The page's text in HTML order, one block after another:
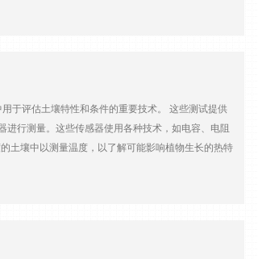
选项包括太阳能电池板、电池或两者的组合。确保
于评估土壤特性和条件的重要技术。 这些测试提供
行测量。这些传感器使用各种技术，如电容、电阻
土壤中以测量温度，以了解可能影响植物生长的热特